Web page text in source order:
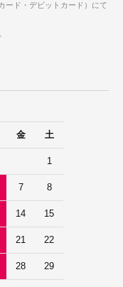
ド・デビットカード）にて
金 土
1
7 8
14 15
21 22
28 29